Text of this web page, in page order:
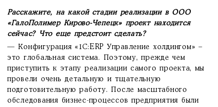
Расскажите, на какой стадии реализации в ООО
«ГалоПолимер Кирово-Чепецк» проект находится
сейчас? Что еще предстоит сделать?
— Конфигурация «1С:ERP Управление холдингом» –
это глобальная система. Поэтому, прежде чем
приступить к этапу реализации самого проекта, мы
провели очень детальную и тщательную
подготовительную работу. После масштабного
обследования бизнес-процессов предприятия были